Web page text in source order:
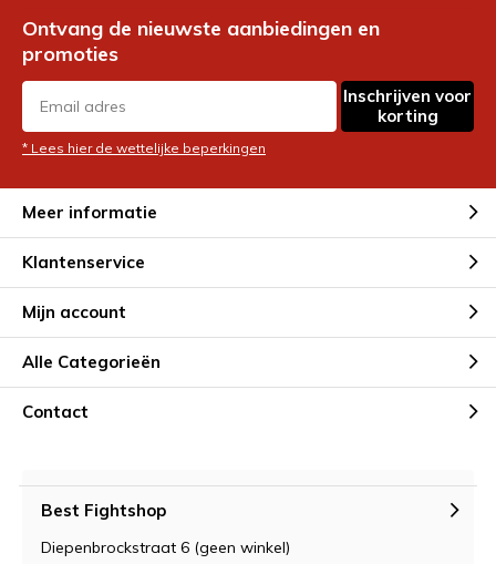
Ontvang de nieuwste aanbiedingen en
promoties
Inschrijven voor
korting
* Lees hier de wettelijke beperkingen
Meer informatie
Klantenservice
Mijn account
Alle Categorieën
Contact
Best Fightshop
Diepenbrockstraat 6 (geen winkel)